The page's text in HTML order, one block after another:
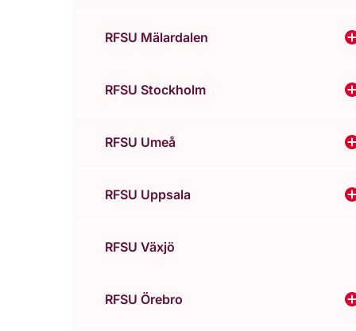
RFSU Mälardalen
RFSU Stockholm
RFSU Umeå
RFSU Uppsala
RFSU Växjö
RFSU Örebro